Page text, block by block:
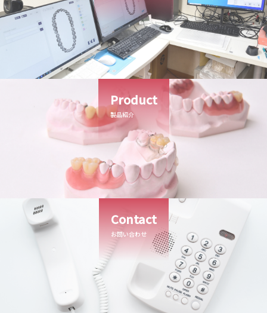
Product
製品紹介
Contact
お問い合わせ